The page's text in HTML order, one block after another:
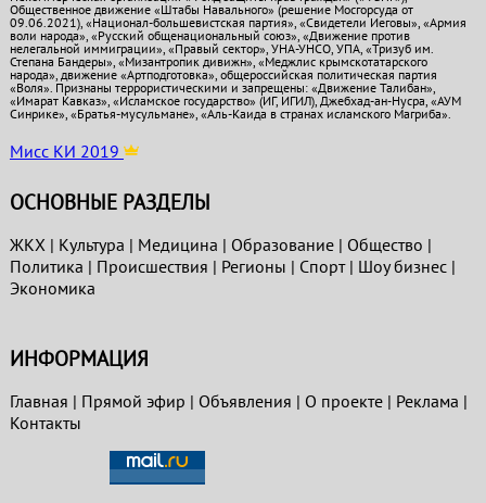
Общественное движение «Штабы Навального» (решение Мосгорсуда от
09.06.2021), «Национал-большевистская партия», «Свидетели Иеговы», «Армия
воли народа», «Русский общенациональный союз», «Движение против
нелегальной иммиграции», «Правый сектор», УНА-УНСО, УПА, «Тризуб им.
Степана Бандеры», «Мизантропик дивижн», «Меджлис крымскотатарского
народа», движение «Артподготовка», общероссийская политическая партия
«Воля». Признаны террористическими и запрещены: «Движение Талибан»,
«Имарат Кавказ», «Исламское государство» (ИГ, ИГИЛ), Джебхад-ан-Нусра, «АУМ
Синрике», «Братья-мусульмане», «Аль-Каида в странах исламского Магриба».
Мисс КИ 2019
ОСНОВНЫЕ РАЗДЕЛЫ
ЖКХ | Культура | Медицина | Образование| Общество |
Политика | Проиcшествия | Регионы | Спорт| Шоу бизнес|
Экономика
ИНФОРМАЦИЯ
Главная | Прямой эфир | Объявления | О проекте| Реклама |
Контакты